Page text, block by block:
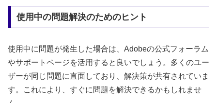
使用中の問題解決のためのヒント
使用中に問題が発生した場合は、Adobeの公式フォーラム
やサポートページを活用すると良いでしょう。多くのユー
ザーが同じ問題に直面しており、解決策が共有されていま
す。これにより、すぐに問題を解決できるかもしれませ